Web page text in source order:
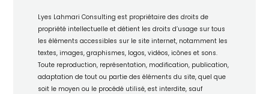
Lyes Lahmari Consulting est propriétaire des droits de
propriété intellectuelle et détient les droits d’usage sur tous
les éléments accessibles sur le site internet, notamment les
textes, images, graphismes, logos, vidéos, icônes et sons.
Toute reproduction, représentation, modification, publication,
adaptation de tout ou partie des éléments du site, quel que
soit le moyen ou le procédé utilisé, est interdite, sauf